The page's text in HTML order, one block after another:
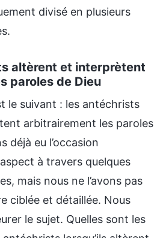
divisé en plusieurs
altèrent et interprètent
paroles de Dieu
le suivant : les antéchrists
arbitrairement les paroles
déjà eu l’occasion
à travers quelques
mais nous ne l’avons pas
ciblée et détaillée. Nous
le sujet. Quelles sont les